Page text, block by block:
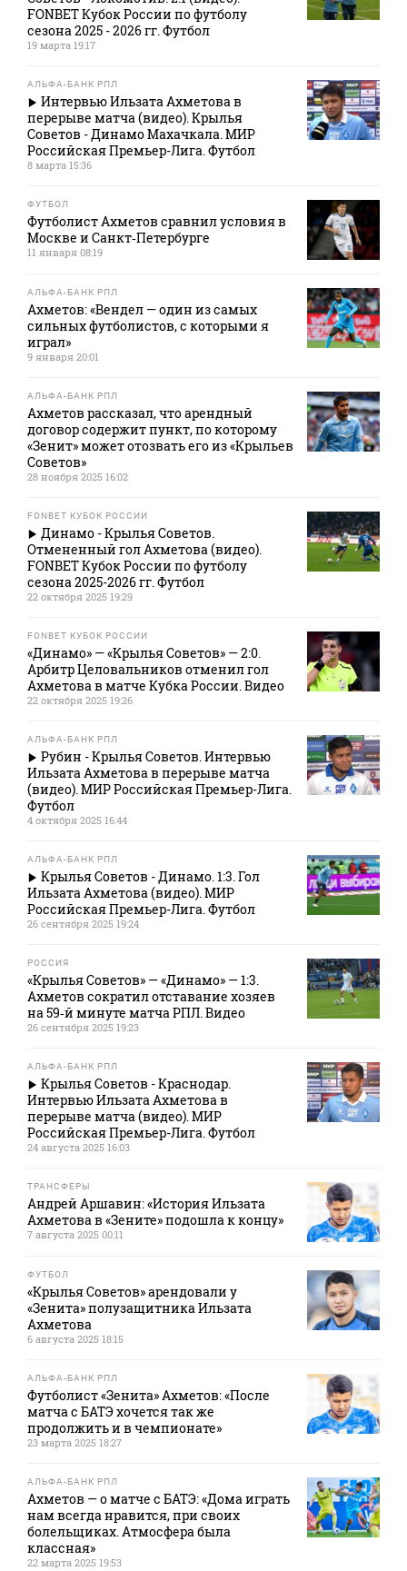
FONBET Кубок России по футболу
сезона 2025 - 2026 гг. Футбол
19 марта 19:17
АЛЬФА-БАНК РПЛ
Интервью Ильзата Ахметова в
перерыве матча (видео). Крылья
Советов - Динамо Махачкала. МИР
Российская Премьер-Лига. Футбол
8 марта 15:36
ФУТБОЛ
Футболист Ахметов сравнил условия в
Москве и Санкт‑Петербурге
11 января 08:19
АЛЬФА-БАНК РПЛ
Ахметов: «Вендел — один из самых
сильных футболистов, с которыми я
играл»
9 января 20:01
АЛЬФА-БАНК РПЛ
Ахметов рассказал, что арендный
договор содержит пункт, по которому
«Зенит» может отозвать его из «Крыльев
Советов»
28 ноября 2025 16:02
FONBET КУБОК РОССИИ
Динамо - Крылья Советов.
Отмененный гол Ахметова (видео).
FONBET Кубок России по футболу
сезона 2025-2026 гг. Футбол
22 октября 2025 19:29
FONBET КУБОК РОССИИ
«Динамо» — «Крылья Советов» — 2:0.
Арбитр Целовальников отменил гол
Ахметова в матче Кубка России. Видео
22 октября 2025 19:26
АЛЬФА-БАНК РПЛ
Рубин - Крылья Советов. Интервью
Ильзата Ахметова в перерыве матча
(видео). МИР Российская Премьер-Лига.
Футбол
4 октября 2025 16:44
АЛЬФА-БАНК РПЛ
Крылья Советов - Динамо. 1:3. Гол
Ильзата Ахметова (видео). МИР
Российская Премьер-Лига. Футбол
26 сентября 2025 19:24
РОССИЯ
«Крылья Советов» — «Динамо» — 1:3.
Ахметов сократил отставание хозяев
на 59‑й минуте матча РПЛ. Видео
26 сентября 2025 19:23
АЛЬФА-БАНК РПЛ
Крылья Советов - Краснодар.
Интервью Ильзата Ахметова в
перерыве матча (видео). МИР
Российская Премьер-Лига. Футбол
24 августа 2025 16:03
ТРАНСФЕРЫ
Андрей Аршавин: «История Ильзата
Ахметова в «Зените» подошла к концу»
7 августа 2025 00:11
ФУТБОЛ
«Крылья Советов» арендовали у
«Зенита» полузащитника Ильзата
Ахметова
6 августа 2025 18:15
АЛЬФА-БАНК РПЛ
Футболист «Зенита» Ахметов: «После
матча с БАТЭ хочется так же
продолжить и в чемпионате»
23 марта 2025 18:27
АЛЬФА-БАНК РПЛ
Ахметов — о матче с БАТЭ: «Дома играть
нам всегда нравится, при своих
болельщиках. Атмосфера была
классная»
22 марта 2025 19:53